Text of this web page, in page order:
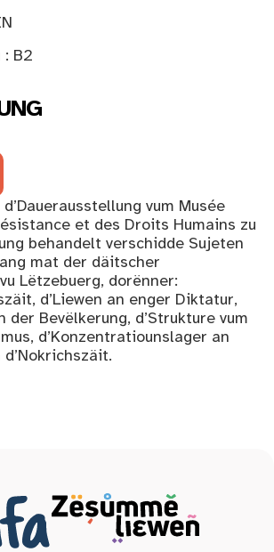
: B2
vum Musée
et des Droits Humains zu
behandelt verschidde Sujeten
mat der däitscher
Lëtzebuerg, dorënner:
d’Liewen an enger Diktatur,
der Bevëlkerung, d’Strukture vum
d’Konzentratiounslager an
d’Nokrichszäit.